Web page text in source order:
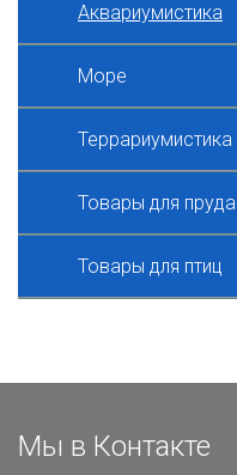
Аквариумистика
Море
Террариумистика
Товары для пруда
Товары для птиц
Мы в Контакте